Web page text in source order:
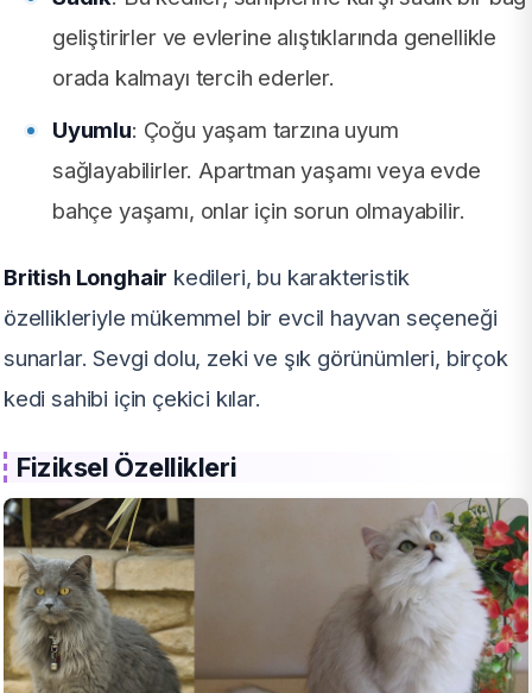
geliştirirler ve evlerine alıştıklarında genellikle
orada kalmayı tercih ederler.
Uyumlu: Çoğu yaşam tarzına uyum
sağlayabilirler. Apartman yaşamı veya evde
bahçe yaşamı, onlar için sorun olmayabilir.
British Longhair kedileri, bu karakteristik
özellikleriyle mükemmel bir evcil hayvan seçeneği
sunarlar. Sevgi dolu, zeki ve şık görünümleri, birçok
kedi sahibi için çekici kılar.
Fiziksel Özellikleri